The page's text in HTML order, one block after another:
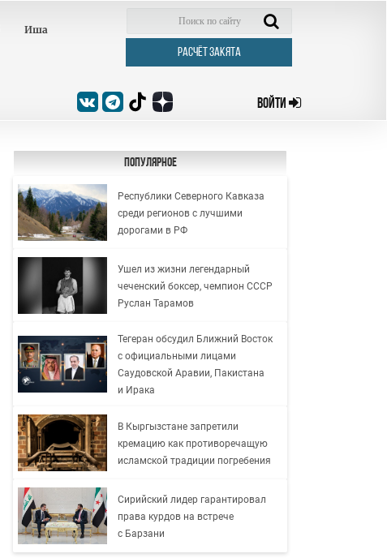
Иша
РАСЧЁТ ЗАКЯТА
ВОЙТИ
Популярное
Республики Северного Кавказа
среди регионов с лучшими
дорогами в РФ
Ушел из жизни легендарный
чеченский боксер, чемпион СССР
Руслан Тарамов
Тегеран обсудил Ближний Восток
с официальными лицами
Саудовской Аравии, Пакистана
и Ирака
В Кыргызстане запретили
кремацию как противоречащую
исламской традиции погребения
Сирийский лидер гарантировал
права курдов на встрече
с Барзани